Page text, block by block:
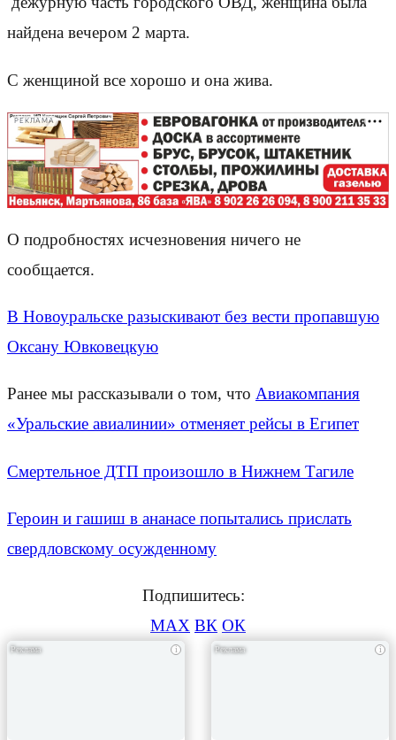
найдена вечером 2 марта.
С женщиной все хорошо и она жива.
РЕКЛАМА
О подробностях исчезновения ничего не
сообщается.
В Новоуральске разыскивают без вести пропавшую
Оксану Ювковецкую
Ранее мы рассказывали о том, что Авиакомпания
«Уральские авиалинии» отменяет рейсы в Египет
Смертельное ДТП произошло в Нижнем Тагиле
Героин и гашиш в ананасе попытались прислать
свердловскому осужденному
Подпишитесь:
MAX ВК ОК
i i